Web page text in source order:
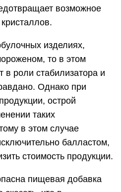
возможное
изделиях,
то в этом
в роли стабилизатора и
Однако при
острой
таких
в этом случае
балластом,
стоимость продукции.
пищевая добавка